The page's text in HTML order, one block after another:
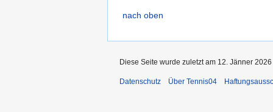
nach oben
Diese Seite wurde zuletzt am 12. Jänner
Datenschutz Über Tennis04